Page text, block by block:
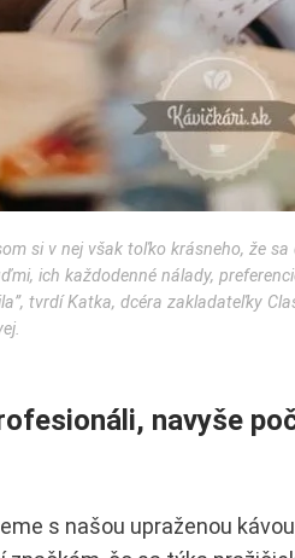
si v nej však toľko krásneho, že sa
ich každodenné nálady,
tvrdí Katka, dcéra zakladateľky
navyše
s našou upraženou